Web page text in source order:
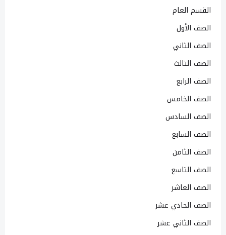
القسم العام
الصف الأول
الصف الثاني
الصف الثالث
الصف الرابع
الصف الخامس
الصف السادس
الصف السابع
الصف الثامن
الصف التاسع
الصف العاشر
الصف الحادي عشر
الصف الثاني عشر